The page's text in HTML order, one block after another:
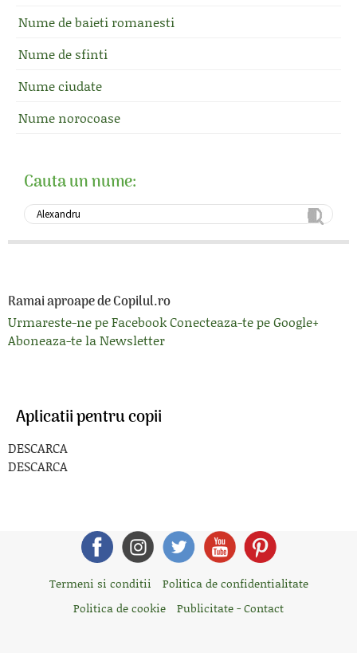
Nume de baieti romanesti
Nume de sfinti
Nume ciudate
Nume norocoase
Cauta un nume:
Ramai aproape de Copilul.ro
Urmareste-ne pe FacebookConecteaza-te pe Google+
Aboneaza-te la Newsletter
Aplicatii pentru copii
DESCARCA
DESCARCA
Termeni si conditii
Politica de confidentialitate
Politica de cookie
Publicitate - Contact